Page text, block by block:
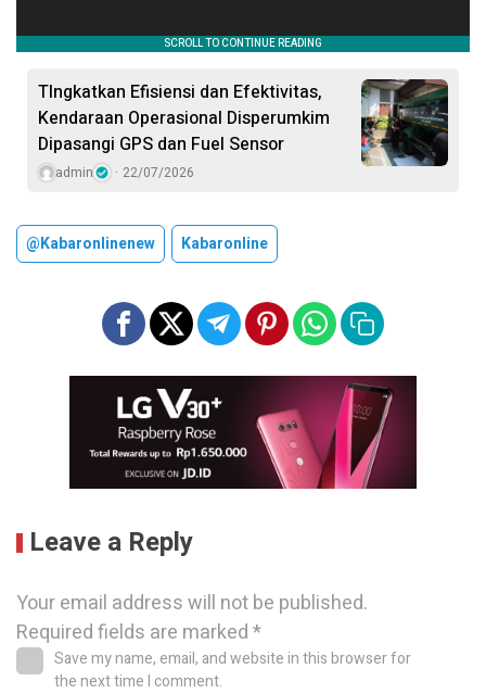
TIngkatkan Efisiensi dan Efektivitas,
Kendaraan Operasional Disperumkim
Dipasangi GPS dan Fuel Sensor
admin 22/07/2026
@kabaronlinenew Kabaronline
Leave a Reply
Your email address will not be published.
Required fields are marked*
Save my name, email, and website in this browser for
the next time I comment.